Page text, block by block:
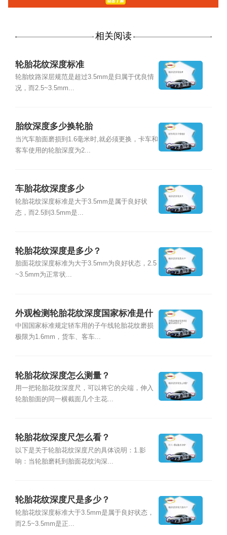
相关阅读
轮胎花纹深度标准
轮胎纹路深层规范是超过3.5mm是归属于优良情
况，而2.5~3.5mm...
胎纹深度多少换轮胎
当汽车胎面磨损到1.6毫米时,就必须更换，卡车和
客车使用的轮胎深度为2...
车胎花纹深度多少
轮胎花纹深度标准是大于3.5mm是属于良好状
态，而2.5到3.5mm是...
轮胎花纹深度是多少？
胎面花纹深度标准为大于3.5mm为良好状态，2.5
~3.5mm为正常状...
外观检测轮胎花纹深度国家标准是什
么？
中国国家标准规定轿车用的子午线轮胎花纹磨损
极限为1.6mm，货车、客车...
轮胎花纹深度怎么测量？
用一把轮胎花纹深度尺，可以将它的尖端，伸入
轮胎胎面的同一横截面几个主花...
轮胎花纹深度尺怎么看？
以下是关于轮胎花纹深度尺的具体说明：1.影
响：当轮胎磨耗到胎面花纹沟深...
轮胎花纹深度尺是多少？
轮胎花纹深度标准大于3.5mm是属于良好状态，
而2.5~3.5mm是正...